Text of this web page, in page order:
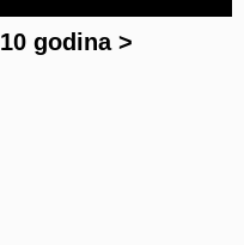
godina>